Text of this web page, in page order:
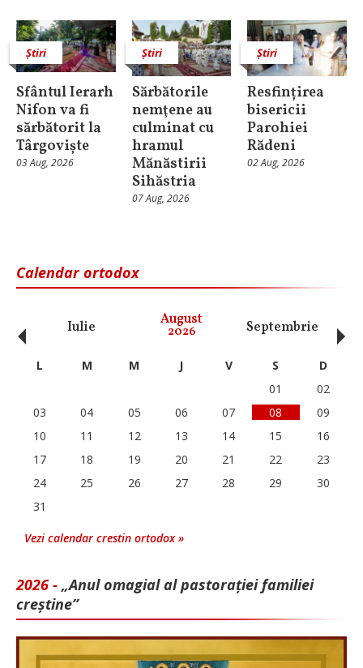
Știri
Sfântul Ierarh
Nifon va fi
sărbătorit la
Târgoviște
03 Aug, 2026
Știri
Sărbătorile
nemţene au
culminat cu
hramul
Mănăstirii
Sihăstria
07 Aug, 2026
Știri
Resfințirea
bisericii
Parohiei
Rădeni
02 Aug, 2026
Calendar ortodox
Iulie August
2026 Septembrie
‹ L M M J V S
D
01
02
03
04 05 06 07 08
09
10
11 12 13 14 15
16
17
18 19 20 21 22
23
24
25 26 27 28 29
30
31
Vezi calendar crestin ortodox »
2026 - „Anul omagial al pastorației familiei
creștine”